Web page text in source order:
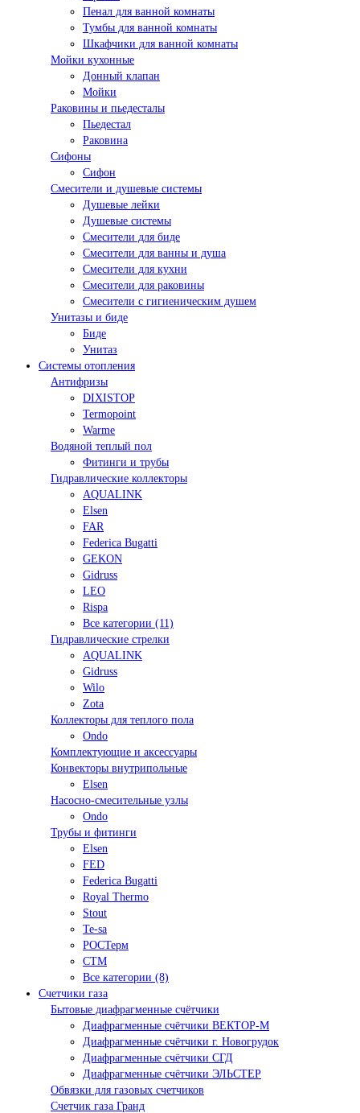
Пенал для ванной комнаты
Тумбы для ванной комнаты
Шкафчики для ванной комнаты
Мойки кухонные
Донный клапан
Мойки
Раковины и пьедесталы
Пьедестал
Раковина
Сифоны
Сифон
Смесители и душевые системы
Душевые лейки
Душевые системы
Смесители для биде
Смесители для ванны и душа
Смесители для кухни
Смесители для раковины
Смесители с гигиеническим душем
Унитазы и биде
Биде
Унитаз
Системы отопления
Антифризы
DIXISTOP
Termopoint
Warme
Водяной теплый пол
Фитинги и трубы
Гидравлические коллекторы
AQUALINK
Elsen
FAR
Federica Bugatti
GEKON
Gidruss
LEO
Rispa
Все категории (11)
Гидравлические стрелки
AQUALINK
Gidruss
Wilo
Zota
Коллекторы для теплого пола
Ondo
Комплектующие и аксессуары
Конвекторы внутрипольные
Elsen
Насосно-смесительные узлы
Ondo
Трубы и фитинги
Elsen
FED
Federica Bugatti
Royal Thermo
Stout
Te-sa
РОСТерм
СТМ
Все категории (8)
Счетчики газа
Бытовые диафрагменные счётчики
Диафрагменные счётчики ВЕКТОР-М
Диафрагменные счётчики г. Новогрудок
Диафрагменные счётчики СГД
Диафрагменные счётчики ЭЛЬСТЕР
Обвязки для газовых счетчиков
Счетчик газа Гранд